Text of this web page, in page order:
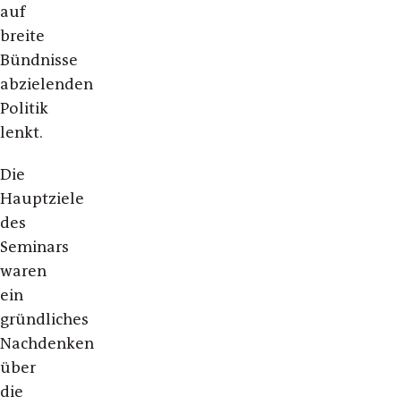
auf
breite
Bündnisse
abzielenden
Politik
lenkt.
Die
Hauptziele
des
Seminars
waren
ein
gründliches
Nachdenken
über
die